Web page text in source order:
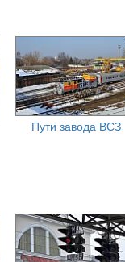
Пути завода ВСЗ